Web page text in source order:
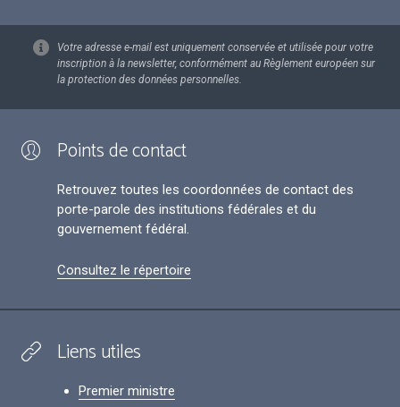
Votre adresse e-mail est uniquement conservée et utilisée pour votre
inscription à la newsletter, conformément au Règlement européen sur
la protection des données personnelles.
Points de contact
Retrouvez toutes les coordonnées de contact des
porte-parole des institutions fédérales et du
gouvernement fédéral.
Consultez le répertoire
Liens utiles
Premier ministre